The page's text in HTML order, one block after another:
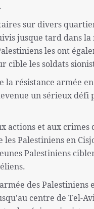
sur divers
jusque tard dans la
les ont
cible les soldats
la résistance armée
un sérieux défi
actions et aux crimes
les Palestiniens en
Palestiniens
des Palestiniens
centre de Tel-